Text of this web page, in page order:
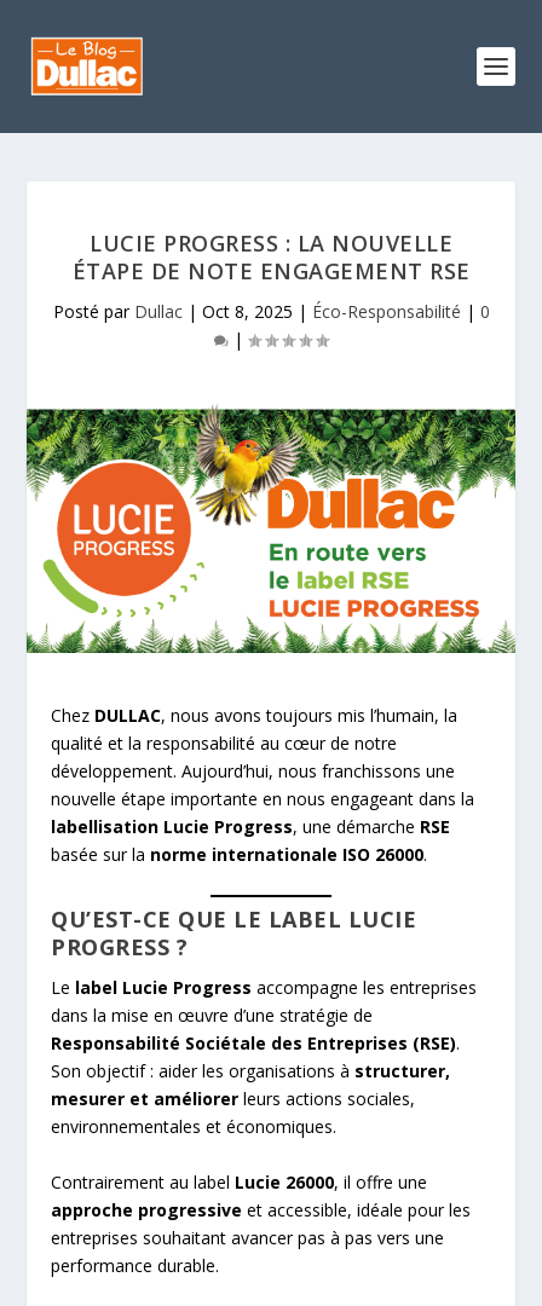
LUCIE PROGRESS : LA NOUVELLE
ÉTAPE DE NOTE ENGAGEMENT RSE
Posté par Dullac| Oct 8, 2025 | Éco-Responsabilité | 0
|
Chez DULLAC, nous avons toujours mis l’humain, la
qualité et la responsabilité au cœur de notre
développement. Aujourd’hui, nous franchissons une
nouvelle étape importante en nous engageant dans la
labellisation Lucie Progress, une démarche RSE
basée sur la norme internationale ISO 26000.
QU’EST-CE QUE LE LABEL LUCIE
PROGRESS ?
Le label Lucie Progress accompagne les entreprises
dans la mise en œuvre d’une stratégie de
Responsabilité Sociétale des Entreprises (RSE).
Son objectif : aider les organisations à structurer,
mesurer et améliorer leurs actions sociales,
environnementales et économiques.
Contrairement au label Lucie 26000, il offre une
approche progressive et accessible, idéale pour les
entreprises souhaitant avancer pas à pas vers une
performance durable.